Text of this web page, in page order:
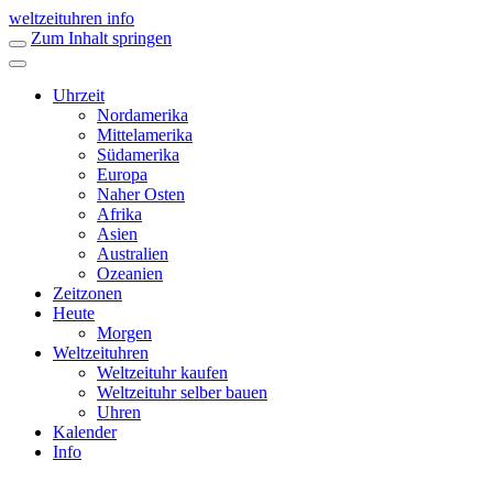
weltzeituhren info
Zum Inhalt springen
Uhrzeit
Nordamerika
Mittelamerika
Südamerika
Europa
Naher Osten
Afrika
Asien
Australien
Ozeanien
Zeitzonen
Heute
Morgen
Weltzeituhren
Weltzeituhr kaufen
Weltzeituhr selber bauen
Uhren
Kalender
Info